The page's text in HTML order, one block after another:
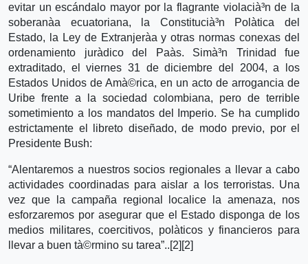
evitar un escándalo mayor por la flagrante violacià³n de la
soberanà­a ecuatoriana, la Constitucià³n Polà­tica del
Estado, la Ley de Extranjerà­a y otras normas conexas del
ordenamiento jurà­dico del Paà­s. Simà³n Trinidad fue
extraditado, el viernes 31 de diciembre del 2004, a los
Estados Unidos de Amà©rica, en un acto de arrogancia de
Uribe frente a la sociedad colombiana, pero de terrible
sometimiento a los mandatos del Imperio. Se ha cumplido
estrictamente el libreto diseñado, de modo previo, por el
Presidente Bush:
“Alentaremos a nuestros socios regionales a llevar a cabo
actividades coordinadas para aislar a los terroristas. Una
vez que la campaña regional localice la amenaza, nos
esforzaremos por asegurar que el Estado disponga de los
medios militares, coercitivos, polà­ticos y financieros para
llevar a buen tà©rmino su tarea”..[2][2]